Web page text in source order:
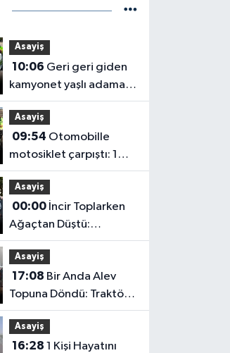
Asayiş
10:06
kamyonet yaşlı adama
çarptı: 1 yaralı
Asayiş
09:54
motosiklet çarpıştı: 1
yaralı
Asayiş
00:00İncir Toplarken
Ağaçtan Düştü:
Karaman'da Son
Yolculuğuna Uğurlandı
Asayiş
17:08
Topuna Döndü: Traktör
Küle Döndü
Asayiş
16:28